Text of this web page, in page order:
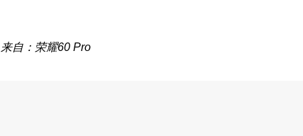
来自：荣耀60 Pro